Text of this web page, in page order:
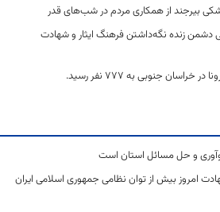
بیرجند از همکاری مردم در شب‌های قدر
دشمن زنده نگه‌داشتن فرهنگ ایثار و شهادت
جنوبی به 777 نفر رسید.
و حل مسائل استان است
امروز بیش از توان نظامی جمهوری اسلامی ایران